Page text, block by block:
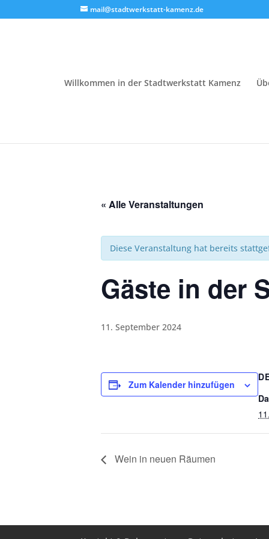
mail@stadtwerkstatt-kamenz.de
Willkommen in der Stadtwerkstatt Kamenz
« Alle Veranstaltungen
Diese Veranstaltung hat bereits
Gäste in der
11. September 2024
Zum Kalender hinzufügen
Wein in neuen Räumen